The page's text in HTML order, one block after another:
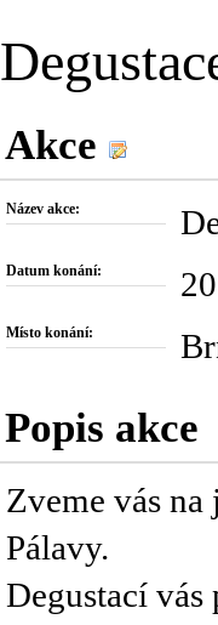
Akce
Název akce:
Datum konání:
Místo konání:
Popis akce
Zveme vás na
Pálavy.
Degustací